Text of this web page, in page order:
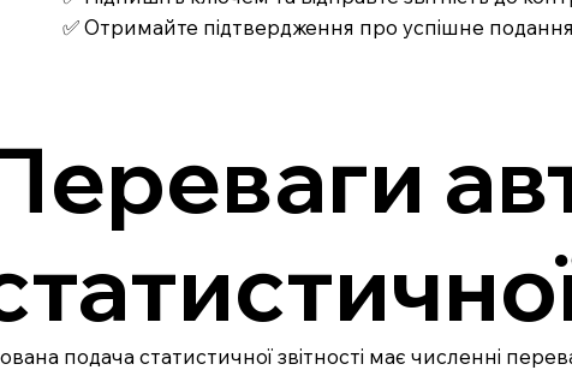
✅ Отримайте підтвердження про успішне подання
подача статистичної звітності має численні